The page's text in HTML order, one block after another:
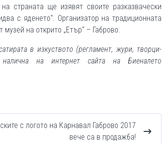
страната ще изявят своите разказвачески
с яденето“. Организатор на традиционната
на открито „Етър“ – Габрово.
в изкуството(регламент, жури, творци-
на интернет сайта на Биеналето
с логото на Карнавал Габрово 2017
вече са в продажба!